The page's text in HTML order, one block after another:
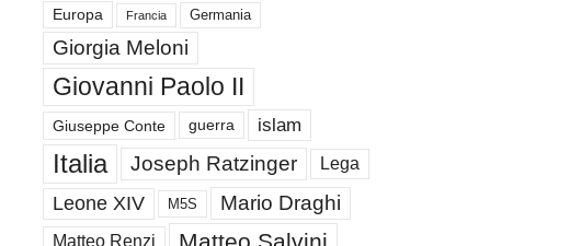
Europa Francia Germania
Giorgia Meloni
Giovanni Paolo II
Giuseppe Conte guerra islam
Italia Joseph Ratzinger Lega
Leone XIV M5S Mario Draghi
Matteo Renzi